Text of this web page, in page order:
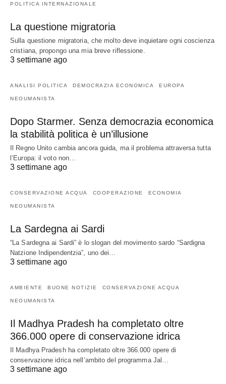
POLITICA INTERNAZIONALE
La questione migratoria
Sulla questione migratoria, che molto deve inquietare ogni coscienza
cristiana, propongo una mia breve riflessione.
3 settimane ago
ANALISI POLITICA DEMOCRAZIA ECONOMICA EUROPA
NEOUMANISTA
Dopo Starmer. Senza democrazia economica
la stabilità politica è un’illusione
Il Regno Unito cambia ancora guida, ma il problema attraversa tutta
l’Europa: il voto non…
3 settimane ago
CONSERVAZIONE ACQUA COOPERAZIONE ECONOMIA
NEOUMANISTA
La Sardegna ai Sardi
“La Sardegna ai Sardi” è lo slogan del movimento sardo “Sardigna
Natzione Indipendentzia”, uno dei…
3 settimane ago
AMBIENTE BUONE NOTIZIE CONSERVAZIONE ACQUA
NEOUMANISTA
Il Madhya Pradesh ha completato oltre
366.000 opere di conservazione idrica
Il Madhya Pradesh ha completato oltre 366.000 opere di
conservazione idrica nell’ambito del programma Jal…
3 settimane ago